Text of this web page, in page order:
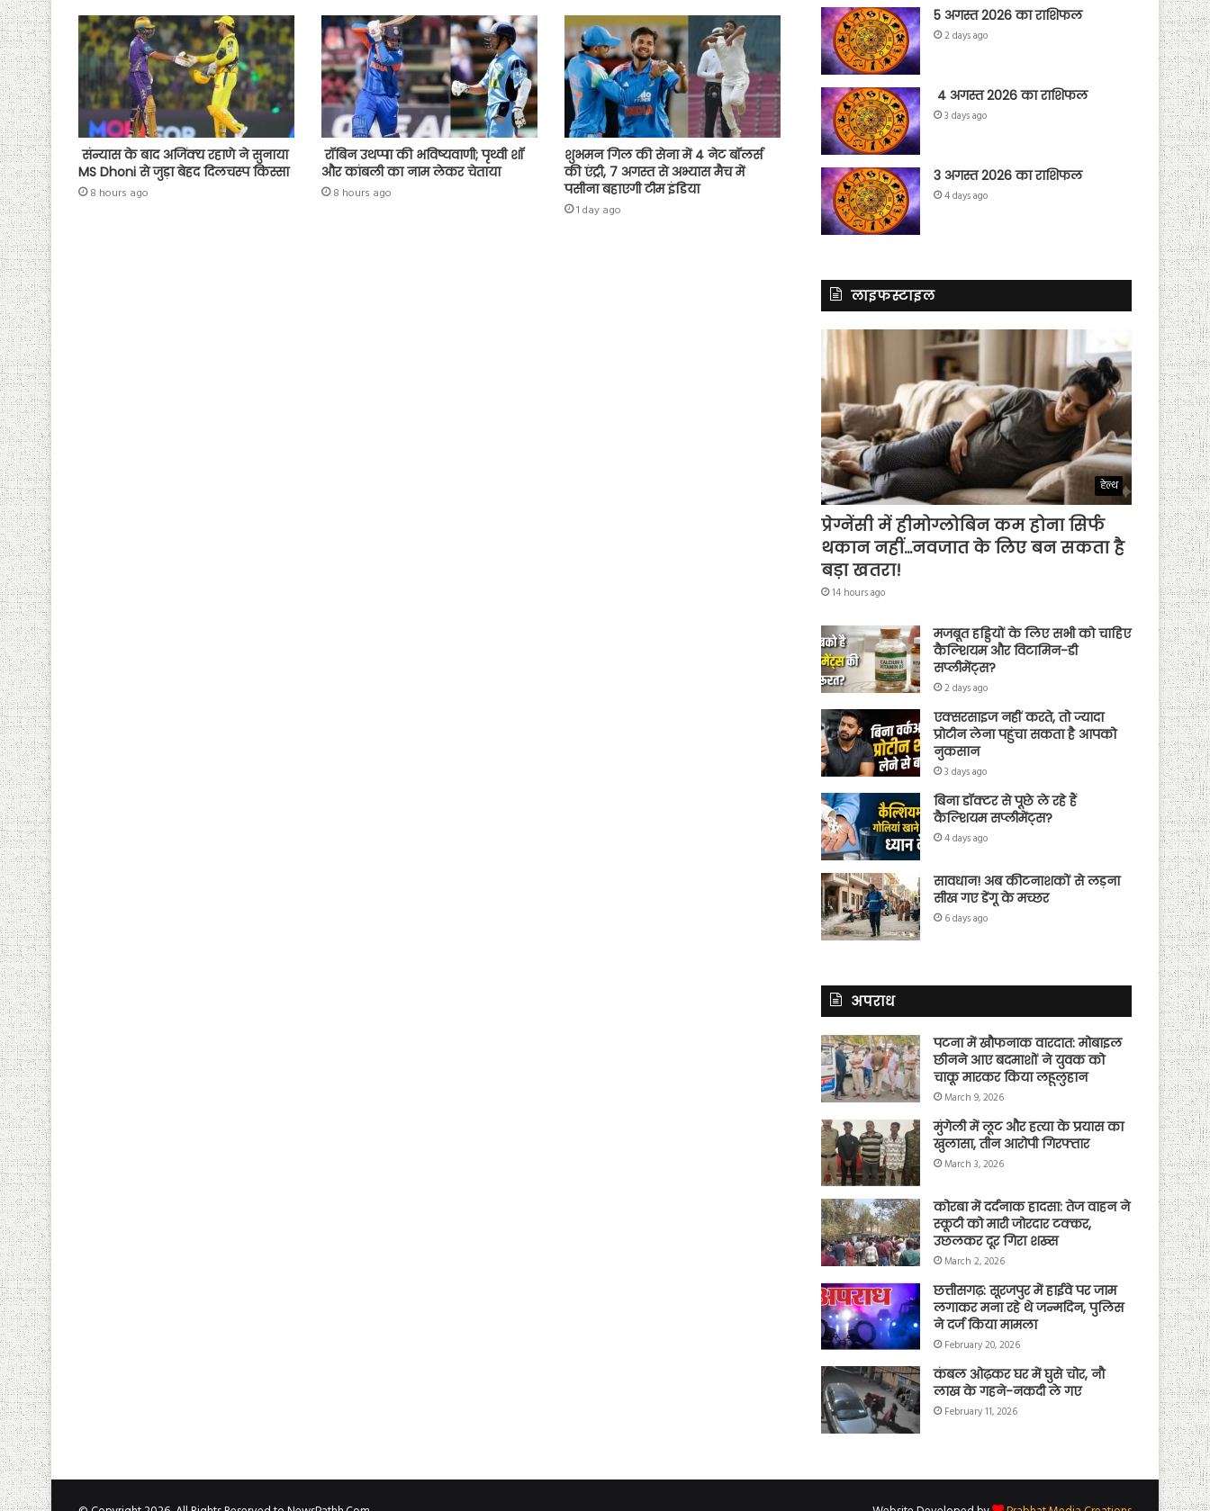
संन्यास के बाद अजिंक्‍य रहाणे ने सुनाया
MS Dhoni से जुड़ा बेहद दिलचस्प किस्सा
8 hours ago
रॉबिन उथप्पा की भविष्यवाणी; पृथ्वी शॉ
और कांबली का नाम लेकर चेताया
8 hours ago
शुभमन गिल की सेना में 4 नेट बॉलर्स
की एंट्री, 7 अगस्त से अभ्यास मैच में
पसीना बहाएगी टीम इंडिया
1 day ago
5 अगस्त 2026 का राशिफल
2 days ago
4 अगस्त 2026 का राशिफल
3 days ago
3 अगस्त 2026 का राशिफल
4 days ago
लाइफस्टाइल
हेल्थ
प्रेग्नेंसी में हीमोग्लोबिन कम होना सिर्फ
थकान नहीं…नवजात के लिए बन सकता है
बड़ा खतरा!
14 hours ago
मजबूत हड्डियों के लिए सभी को चाहिए
कैल्शियम और विटामिन-डी
सप्लीमेंट्स?
2 days ago
एक्सरसाइज नहीं करते, तो ज्यादा
प्रोटीन लेना पहुंचा सकता है आपको
नुकसान
3 days ago
बिना डॉक्टर से पूछे ले रहे हैं
कैल्शियम सप्लीमेंट्स?
4 days ago
सावधान! अब कीटनाशकों से लड़ना
सीख गए डेंगू के मच्छर
6 days ago
अपराध
पटना में खौफनाक वारदात: मोबाइल
छीनने आए बदमाशों ने युवक को
चाकू मारकर किया लहूलुहान
March 9, 2026
मुंगेली में लूट और हत्या के प्रयास का
खुलासा, तीन आरोपी गिरफ्तार
March 3, 2026
कोरबा में दर्दनाक हादसा: तेज वाहन ने
स्कूटी को मारी जोरदार टक्कर,
उछलकर दूर गिरा शख्स
March 2, 2026
छत्तीसगढ़: सूरजपुर में हाईवे पर जाम
लगाकर मना रहे थे जन्मदिन, पुलिस
ने दर्ज किया मामला
February 20, 2026
कंबल ओढ़कर घर में घुसे चोर, नौ
लाख के गहने-नकदी ले गए
February 11, 2026